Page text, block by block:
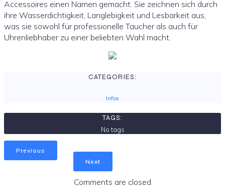
Accessoires einen Namen gemacht. Sie zeichnen sich durch
ihre Wasserdichtigkeit, Langlebigkeit und Lesbarkeit aus,
was sie sowohl für professionelle Taucher als auch für
Uhrenliebhaber zu einer beliebten Wahl macht.
CATEGORIES:
Infos
TAGS:
No tags
Previous
Next
Comments are closed